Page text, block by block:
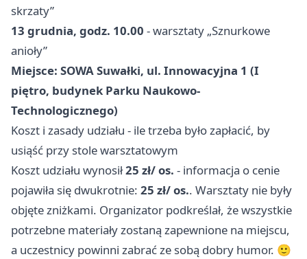
skrzaty”
13 grudnia, godz. 10.00 - warsztaty „Sznurkowe
anioły”
Miejsce: SOWA Suwałki, ul. Innowacyjna 1 (I
piętro, budynek Parku Naukowo-
Technologicznego)
Koszt i zasady udziału - ile trzeba było zapłacić, by
usiąść przy stole warsztatowym
Koszt udziału wynosił25 zł/ os. - informacja o cenie
pojawiła się dwukrotnie: 25 zł/ os.. Warsztaty nie były
objęte zniżkami. Organizator podkreślał, że wszystkie
potrzebne materiały zostaną zapewnione na miejscu,
a uczestnicy powinni zabrać ze sobą dobry humor. 🙂